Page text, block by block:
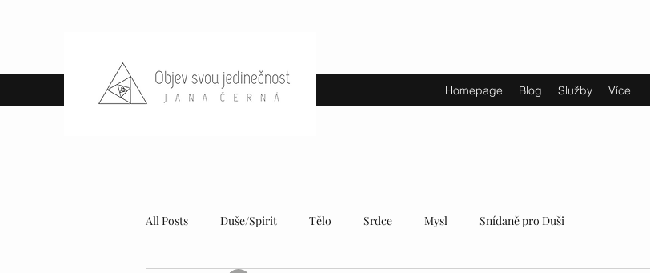
Homepage Blog Služby Více
All Posts Duše/Spirit Tělo Srdce Mysl Snídaně pro Duši